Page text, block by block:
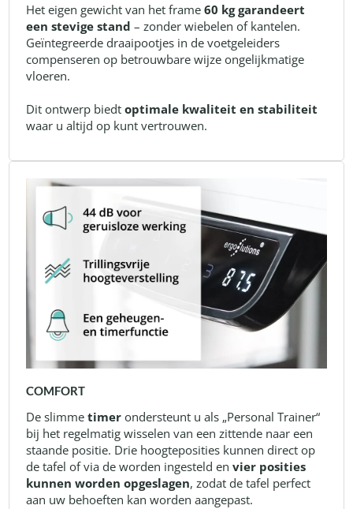
Het eigen gewicht van het frame60 kg garandeert
een stevige stand – zonder wiebelen of kantelen.
Geïntegreerde draaipootjes in de voetgeleiders
compenseren op betrouwbare wijze ongelijkmatige
vloeren.
Dit ontwerp biedtoptimale kwaliteit en stabiliteit
waar u altijd op kunt vertrouwen.
COMFORT
De slimmetimerondersteunt u als „Personal Trainer“
bij het regelmatig wisselen van een zittende naar een
staande positie. Drie hoogteposities kunnen direct op
de tafel of via de worden ingesteld envier posities
kunnen worden opgeslagen, zodat de tafel perfect
aan uw behoeften kan worden aangepast.